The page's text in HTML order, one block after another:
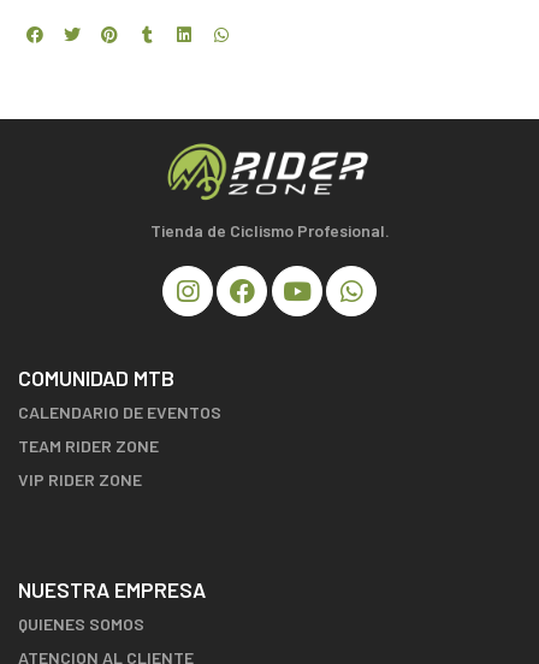
Tienda de Ciclismo Profesional.
COMUNIDAD MTB
CALENDARIO DE EVENTOS
TEAM RIDER ZONE
VIP RIDER ZONE
NUESTRA EMPRESA
QUIENES SOMOS
ATENCION AL CLIENTE